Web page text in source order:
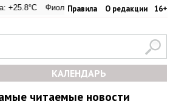
Правила О редакции 16+
Фиолент: +26.2°C Казачья бухта: +26.1°C
+31.8°C Керчь: +30.3°C Никитский
КАЛЕНДАРЬ
читаемые новости